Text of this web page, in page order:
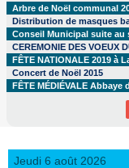
Arbre de Noël communal
Distribution de masques
Conseil Municipal suite au
CEREMONIE DES VOEUX
FÊTE NATIONALE 2019 à
Concert de Noël 2015
FÊTE MÉDIÉVALE Abbaye
Jeudi 6 août 2026